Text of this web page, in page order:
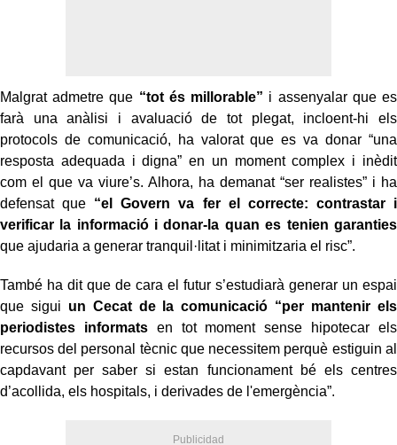
Malgrat admetre que “tot és millorable” i assenyalar que es
farà una anàlisi i avaluació de tot plegat, incloent-hi els
protocols de comunicació, ha valorat que es va donar “una
resposta adequada i digna” en un moment complex i inèdit
com el que va viure’s. Alhora, ha demanat “ser realistes” i ha
defensat que “el Govern va fer el correcte: contrastar i
verificar la informació i donar-la quan es tenien garanties
que ajudaria a generar tranquil·litat i minimitzaria el risc”.
També ha dit que de cara el futur s’estudiarà generar un espai
que sigui un Cecat de la comunicació “per mantenir els
periodistes informatsen tot moment sense hipotecar els
recursos del personal tècnic que necessitem perquè estiguin al
capdavant per saber si estan funcionament bé els centres
d’acollida, els hospitals, i derivades de l'emergència”.